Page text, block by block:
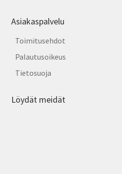
Asiakaspalvelu
Toimitusehdot
Palautusoikeus
Tietosuoja
Löydät meidät